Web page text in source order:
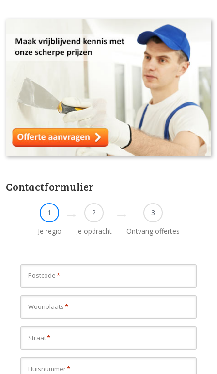
Contactformulier
1
Je regio
2
Je opdracht
3
Ontvang offertes
Postcode*
Woonplaats*
Straat*
Huisnummer*